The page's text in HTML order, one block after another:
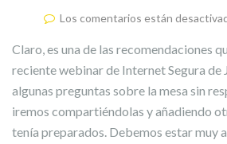
Los comentarios están
Claro, es una de las recomendaciones
reciente webinar de Internet Segura de
algunas preguntas sobre la mesa sin
iremos compartiéndolas y añadiendo
tenía preparados. Debemos estar muy